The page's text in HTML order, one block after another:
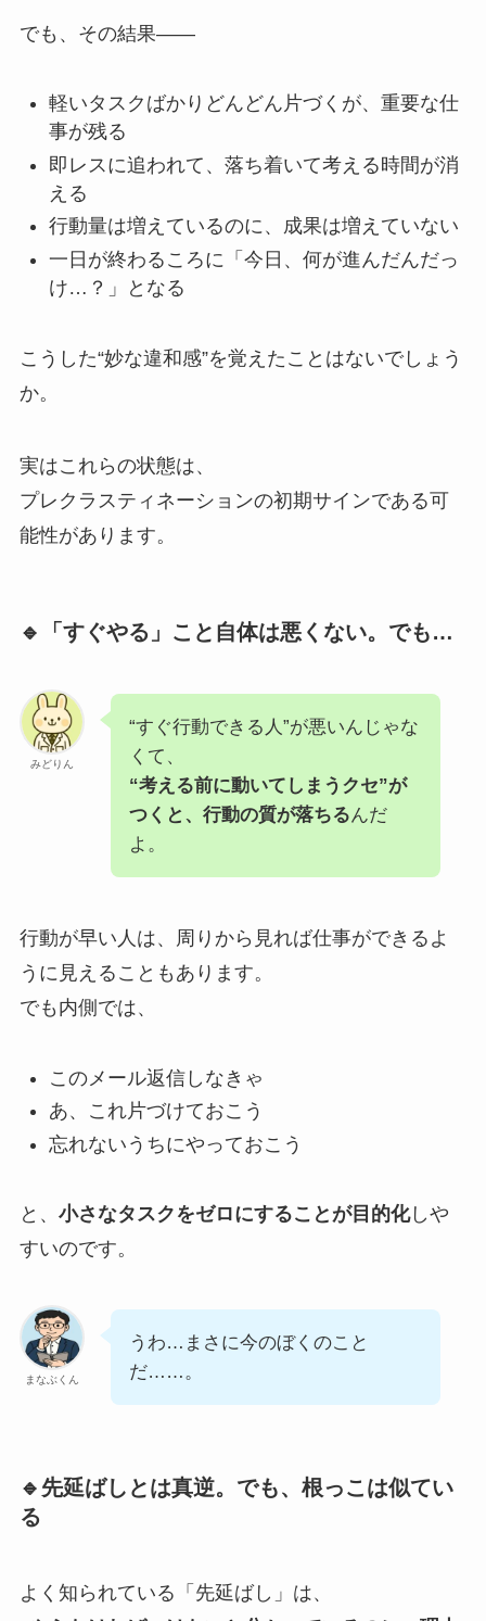
でも、その結果——
軽いタスクばかりどんどん片づくが、重要な仕
事が残る
即レスに追われて、落ち着いて考える時間が消
える
行動量は増えているのに、成果は増えていない
一日が終わるころに「今日、何が進んだんだっ
け…？」となる
こうした“妙な違和感”を覚えたことはないでしょう
か。
実はこれらの状態は、
プレクラスティネーションの初期サインである可
能性があります。
🔹「すぐやる」こと自体は悪くない。でも…
みどりん
“すぐ行動できる人”が悪いんじゃな
くて、
“考える前に動いてしまうクセ”が
つくと、行動の質が落ちるんだ
よ。
行動が早い人は、周りから見れば仕事ができるよ
うに見えることもあります。
でも内側では、
このメール返信しなきゃ
あ、これ片づけておこう
忘れないうちにやっておこう
と、 小さなタスクをゼロにすることが目的化しや
すいのです。
まなぶくん
うわ…まさに今のぼくのこと
だ……。
🔹先延ばしとは真逆。でも、根っこは似てい
る
よく知られている「先延ばし」は、